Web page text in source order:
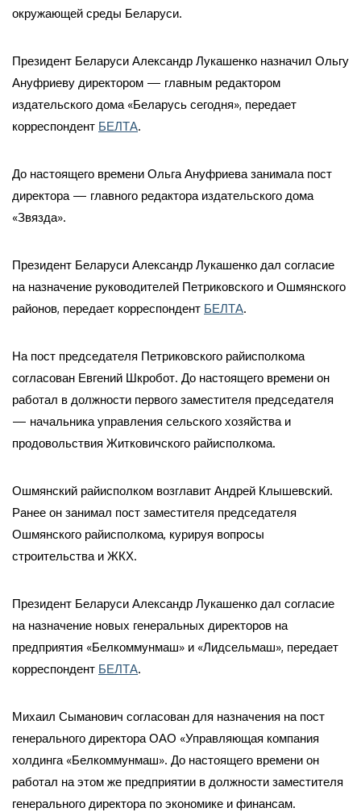
окружающей среды Беларуси.
Президент Беларуси Александр Лукашенко назначил Ольгу
Ануфриеву директором — главным редактором
издательского дома «Беларусь сегодня», передает
корреспондент БЕЛТА.
До настоящего времени Ольга Ануфриева занимала пост
директора — главного редактора издательского дома
«Звязда».
Президент Беларуси Александр Лукашенко дал согласие
на назначение руководителей Петриковского и Ошмянского
районов, передает корреспондент БЕЛТА.
На пост председателя Петриковского райисполкома
согласован Евгений Шкробот. До настоящего времени он
работал в должности первого заместителя председателя
— начальника управления сельского хозяйства и
продовольствия Житковичского райисполкома.
Ошмянский райисполком возглавит Андрей Клышевский.
Ранее он занимал пост заместителя председателя
Ошмянского райисполкома, курируя вопросы
строительства и ЖКХ.
Президент Беларуси Александр Лукашенко дал согласие
на назначение новых генеральных директоров на
предприятия «Белкоммунмаш» и «Лидсельмаш», передает
корреспондент БЕЛТА.
Михаил Сыманович согласован для назначения на пост
генерального директора ОАО «Управляющая компания
холдинга «Белкоммунмаш». До настоящего времени он
работал на этом же предприятии в должности заместителя
генерального директора по экономике и финансам.